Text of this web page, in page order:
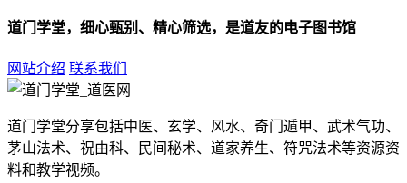
道门学堂，细心甄别、精心筛选，是道友的电子图书馆
网站介绍 联系我们
道门学堂分享包括中医、玄学、风水、奇门遁甲、武术气功、
茅山法术、祝由科、民间秘术、道家养生、符咒法术等资源资
料和教学视频。